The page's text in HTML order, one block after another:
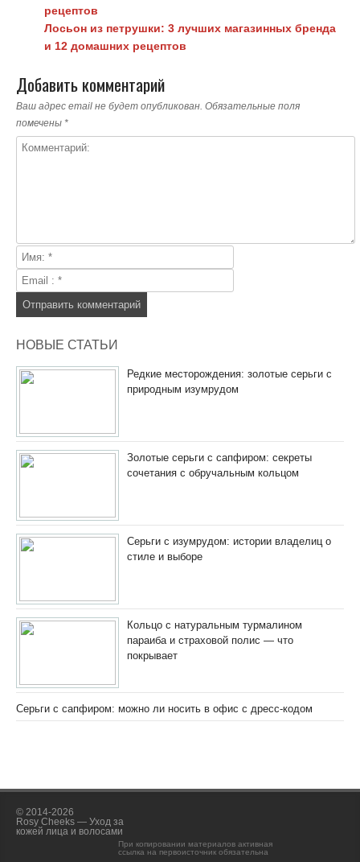
рецептов
Лосьон из петрушки: 3 лучших магазинных бренда
и 12 домашних рецептов
Добавить комментарий
Ваш адрес email не будет опубликован. Обязательные поля
помечены *
НОВЫЕ СТАТЬИ
Редкие месторождения: золотые серьги с
природным изумрудом
Золотые серьги с сапфиром: секреты
сочетания с обручальным кольцом
Серьги с изумрудом: истории владелиц о
стиле и выборе
Кольцо с натуральным турмалином
параиба и страховой полис — что
покрывает
Серьги с сапфиром: можно ли носить в офис с дресс-кодом
© 2014-2026
Rosy Cheeks — Уход за
кожей лица и волосами
При копировании материалов активная
ссылка на первоисточник обязательна